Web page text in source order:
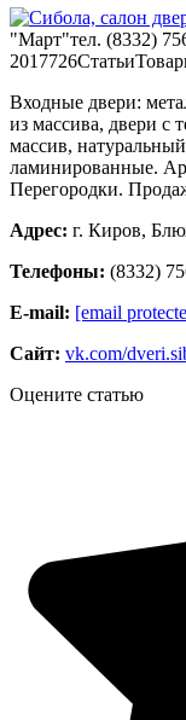
"Март"тел. (8332)
2017726Статьи
Входные двери:
из массива, двери с
массив,
ламинированные.
Перегородки.
Адрес: г. Киров,
Телефоны: (8332)
Е-mail: [email
Сайт: vk.com/
Оцените статью